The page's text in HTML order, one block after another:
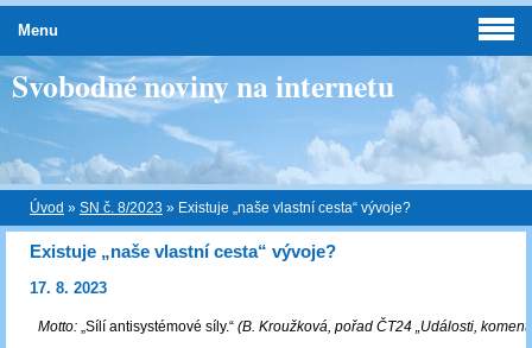
Svobodné noviny na internetu
Úvod » SN č. 8/2023 » Existuje „naše vlastní cesta“ vývoje?
Existuje „naše vlastní cesta“ vývoje?
17. 8. 2023
Motto: „Sílí antisystémové síly.“ (B. Kroužková, pořad ČT24 „Události,
Menu